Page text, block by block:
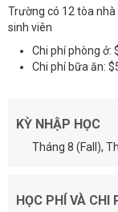
Trường có 12 tòa
sinh viên
Chi phí phòng ở:
Chi phí bữa ăn:
KỲ NHẬP HỌC
Tháng 8 (Fall),
HỌC PHÍ VÀ CHI